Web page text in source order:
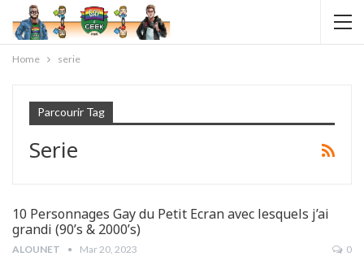
Home serie
Parcourir Tag
Serie
10 Personnages Gay du Petit Ecran avec lesquels j’ai
grandi (90’s & 2000’s)
ALOUNET Mar 20, 2023 0